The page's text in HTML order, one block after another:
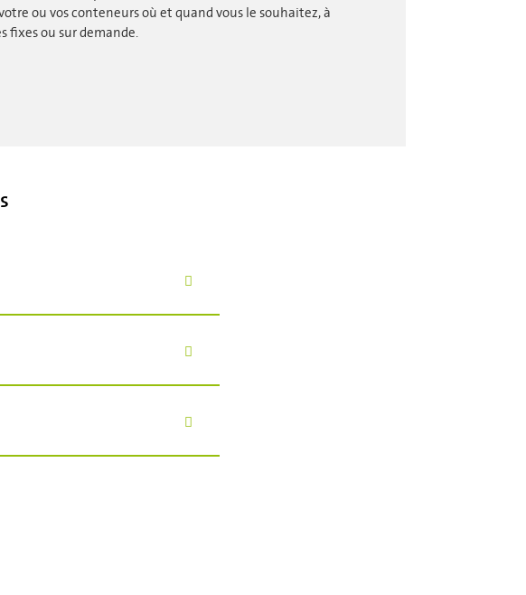
ou vos conteneurs où et quand vous le souhaitez, à
fixes ou sur demande.